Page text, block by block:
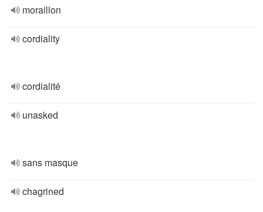
moraillon
cordiality
cordialité
unasked
sans masque
chagrined